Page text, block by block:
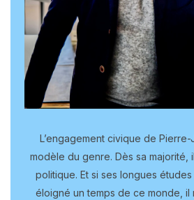
L’engagement civique de
modèle du genre. Dès sa majorité,
politique. Et si ses longues
éloigné un temps de ce monde, il